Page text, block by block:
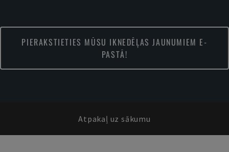
PIERAKSTIETIES MŪSU IKNEDĒĻAS JAUNUMIEM E-
PASTĀ!
Atpakaļ uz sākumu